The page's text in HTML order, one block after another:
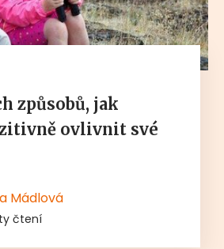
způsobů, jak
ovlivnit své
Mádlová
čtení